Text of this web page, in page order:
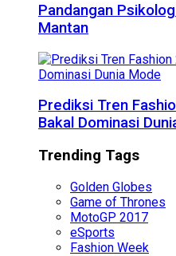
Pandangan
Mantan
Prediksi Tren
Bakal Dominasi
Trending Tags
Golden Globes
Game of Thrones
MotoGP 2017
eSports
Fashion Week